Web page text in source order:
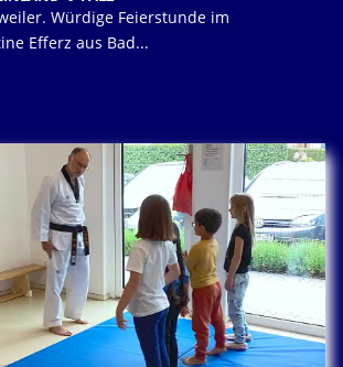
Würdige Feierstunde im
Efferz aus Bad...